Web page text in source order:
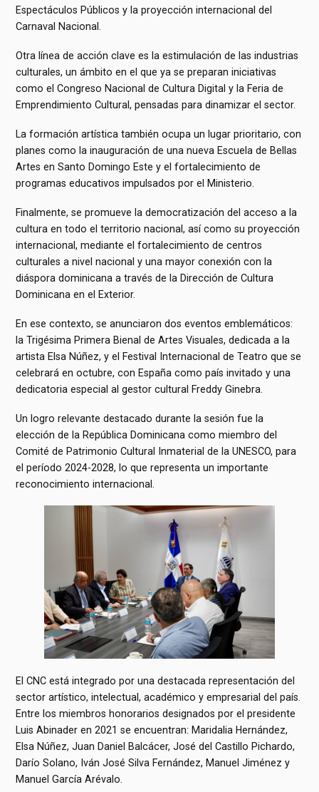
Espectáculos Públicos y la proyección internacional del
Carnaval Nacional.
Otra línea de acción clave es la estimulación de las industrias
culturales, un ámbito en el que ya se preparan iniciativas
como el Congreso Nacional de Cultura Digital y la Feria de
Emprendimiento Cultural, pensadas para dinamizar el sector.
La formación artística también ocupa un lugar prioritario, con
planes como la inauguración de una nueva Escuela de Bellas
Artes en Santo Domingo Este y el fortalecimiento de
programas educativos impulsados por el Ministerio.
Finalmente, se promueve la democratización del acceso a la
cultura en todo el territorio nacional, así como su proyección
internacional, mediante el fortalecimiento de centros
culturales a nivel nacional y una mayor conexión con la
diáspora dominicana a través de la Dirección de Cultura
Dominicana en el Exterior.
En ese contexto, se anunciaron dos eventos emblemáticos:
la Trigésima Primera Bienal de Artes Visuales, dedicada a la
artista Elsa Núñez, y el Festival Internacional de Teatro que se
celebrará en octubre, con España como país invitado y una
dedicatoria especial al gestor cultural Freddy Ginebra.
Un logro relevante destacado durante la sesión fue la
elección de la República Dominicana como miembro del
Comité de Patrimonio Cultural Inmaterial de la UNESCO, para
el período 2024-2028, lo que representa un importante
reconocimiento internacional.
El CNC está integrado por una destacada representación del
sector artístico, intelectual, académico y empresarial del país.
Entre los miembros honorarios designados por el presidente
Luis Abinader en 2021 se encuentran: Maridalia Hernández,
Elsa Núñez, Juan Daniel Balcácer, José del Castillo Pichardo,
Darío Solano, Iván José Silva Fernández, Manuel Jiménez y
Manuel García Arévalo.